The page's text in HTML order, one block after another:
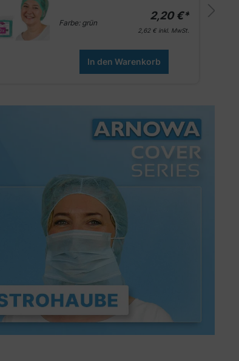
Farbe: grün
2,20 €*
2,62 €inkl. MwSt.
In den Warenkorb